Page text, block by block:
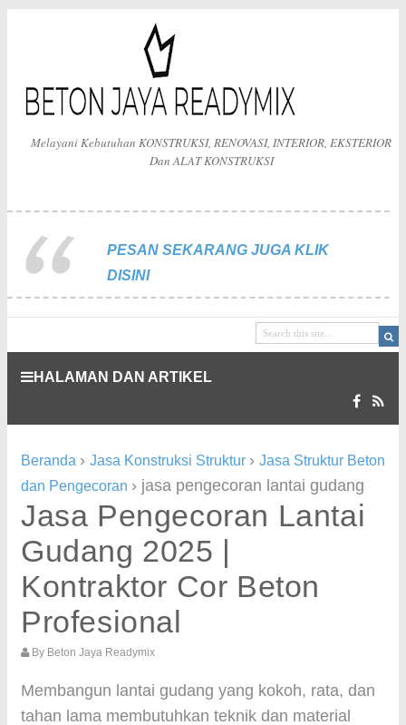
Melayani Kebutuhan KONSTRUKSI, RENOVASI, INTERIOR, EKSTERIOR
Dan ALAT KONSTRUKSI
PESAN SEKARANG JUGA KLIK
DISINI
HALAMAN DAN ARTIKEL
Beranda › Jasa Konstruksi Struktur › Jasa Struktur Beton
dan Pengecoran › jasa pengecoran lantai gudang
Jasa Pengecoran Lantai
Gudang 2025 |
Kontraktor Cor Beton
Profesional
By Beton Jaya Readymix
Membangun lantai gudang yang kokoh, rata, dan
tahan lama membutuhkan teknik dan material